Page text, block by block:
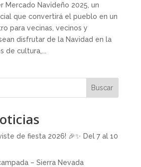
Mercado Navideño 2025, un
que convertirá el pueblo en un
para vecinas, vecinos y
disfrutar de la Navidad en la
de cultura,...
Buscar
de fiesta 2026! 🎉✨ Del 7 al 10
– Sierra Nevada